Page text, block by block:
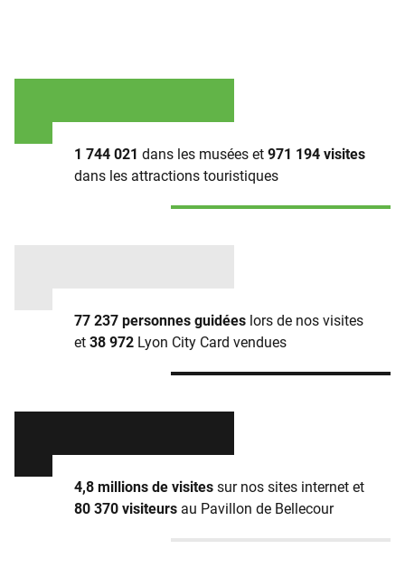
1 744 021 dans les musées et 971 194 visites
dans les attractions touristiques
77 237 personnes guidéeslors de nos visites
et 38 972Lyon City Card vendues
4,8 millions de visitessur nos sites internet et
80 370 visiteursau Pavillon de Bellecour